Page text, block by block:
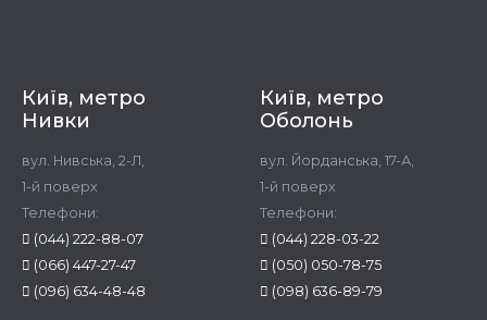
Київ, метро
Нивки
вул. Нивська, 2-Л,
1-й поверх
Телефони:
(044) 222-88-07
(066) 447-27-47
(096) 634-48-48
Київ, метро
Оболонь
вул. Йорданська, 17-А,
1-й поверх
Телефони:
(044) 228-03-22
(050) 050-78-75
(098) 636-89-79